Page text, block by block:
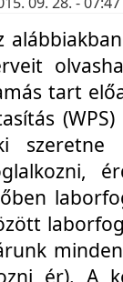
tart
szeretne
ér). A